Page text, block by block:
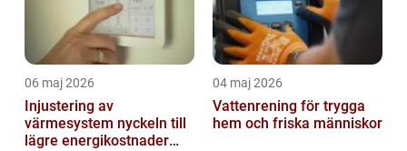
06 maj 2026
Injustering av
värmesystem nyckeln till
lägre energikostnader
04 maj 2026
Vattenrening för trygga
hem och friska människor